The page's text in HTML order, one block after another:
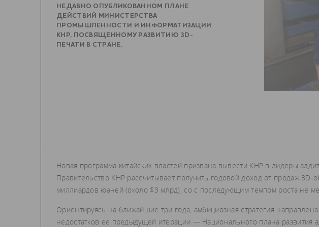
НЕДАВНО ОПУБЛИКОВАННОМ ПЛАНЕ
ДЕЙСТВИЙ МИНИСТЕРСТВА
ПРОМЫШЛЕННОСТИ И ИНФОРМАТИЗАЦИИ
КНР, ПОСВЯЩЕННОМУ РАЗВИТИЮ 3D-
ПЕЧАТИ В СТРАНЕ.
Новая программа китайских властей призвана вывести КНР в лидеры
Правительство КНР рассчитывает получить годовой доход от продаж 3D-
миллиардов юаней (около $3 млрд), со с последующим темпом роста не
Ориентируясь на ближайшие три года, амбициозная стратегия
недостатков ее предыдущей итерации — Национального плана развития